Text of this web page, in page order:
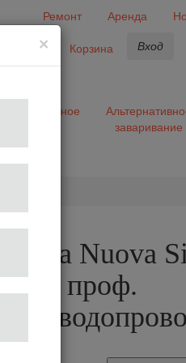
Ремонт Аренда
Корзина Вход
Разное
заваривание
Nuova
AD, проф.
×